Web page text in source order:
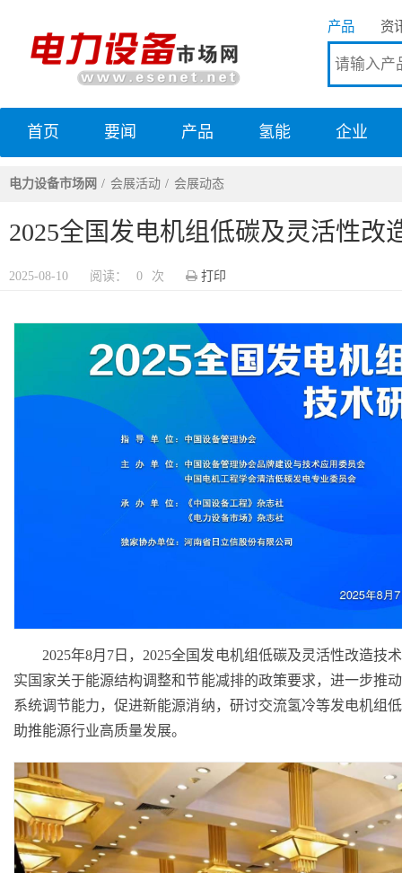
产品 资
首页 要闻 产品 氢能 企业
电力设备市场网 会展活动 会展动态
2025全国发电机组低碳及灵活性改
2025-08-10 阅读： 0 次 打印
2025年8月7日，2025全国发电机组低碳及灵活性改造技
实国家关于能源结构调整和节能减排的政策要求，进一步推
系统调节能力，促进新能源消纳，研讨交流氢冷等发电机组
助推能源行业高质量发展。